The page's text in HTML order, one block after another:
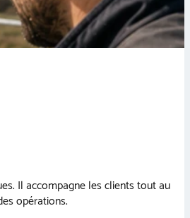
Il accompagne les clients tout au
opérations.